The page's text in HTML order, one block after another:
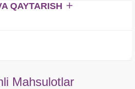
QAYTARISH
Mahsulotlar